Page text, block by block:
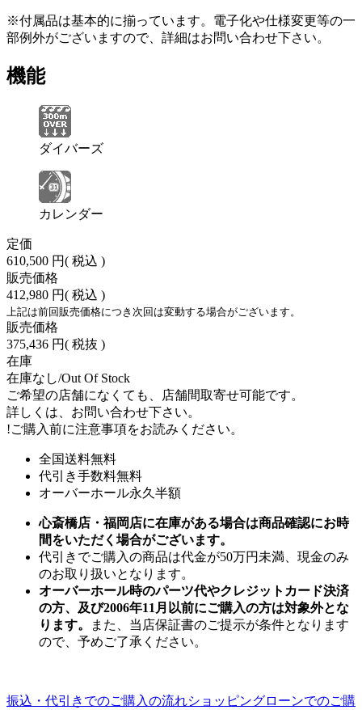
※付属品は基本的に揃っています。電子化や仕様変更等の一
部例外がございますので、詳細はお問い合わせ下さい。
機能
ダイバーズ
カレンダー
定価
610,500 円( 税込 )
販売価格
412,980 円( 税込 )
上記は前回販売価格につき次回は変動する場合がございます。
販売価格
375,436 円( 税抜 )
在庫
在庫なし/Out Of Stock
ご希望の店舗になくても、店舗間取寄せ可能です。
詳しくは、お問い合わせ下さい。
!ご購入前に注意事項をお読みください。
全国送料無料
代引き手数料無料
オーバーホール永久半額
心斎橋店・福岡店に在庫がある場合は商品確認にお時
間をいただく場合がございます。
代引きでご購入の商品は代金が50万円未満、現金のみ
のお取り扱いとなります。
オーバーホール時のパーツ代やクレジットカード決済
の方、及び2006年11月以前にご購入の方は対象外とな
ります。
また、当店保証書のご提示が条件となります
ので、予めご了承ください。
振込・代引きでのご購入の流れショッピングローンでのご購